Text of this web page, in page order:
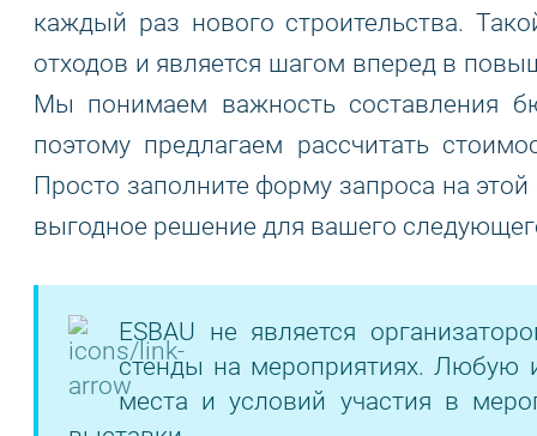
каждый раз нового строительства.
отходов и является шагом вперед в
Мы понимаем важность составления
поэтому предлагаем рассчитать
Просто заполните форму запроса на
выгодное решение для вашего
ESBAU не является
стенды на мероприятиях. Любую
места и условий участия в